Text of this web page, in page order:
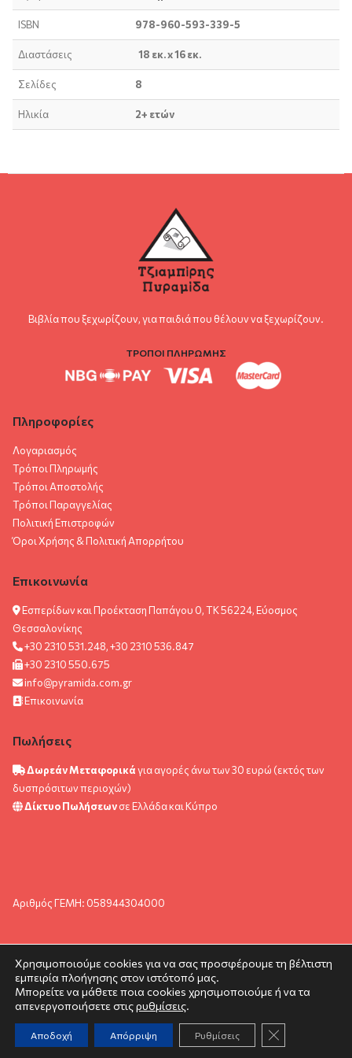
ISBN 978-960-593-339-5
Διαστάσεις 18 εκ. x 16 εκ.
Σελίδες 8
Ηλικία 2+ ετών
Βιβλία που ξεχωρίζουν, για παιδιά που θέλουν να ξεχωρίζουν.
ΤΡΟΠΟΙ ΠΛΗΡΩΜΗΣ
Πληροφορίες
Λογαριασμός
Τρόποι Πληρωμής
Τρόποι Αποστολής
Τρόποι Παραγγελίας
Πολιτική Επιστροφών
Όροι Χρήσης & Πολιτική Aπορρήτου
Επικοινωνία
Εσπερίδων και Προέκταση Παπάγου 0, ΤΚ 56224, Εύοσμος
Θεσσαλονίκης
+30 2310 531.248, +30 2310 536.847
+30 2310 550.675
info@pyramida.com.gr
Επικοινωνία
Πωλήσεις
Δωρεάν Μεταφορικάγια αγορές άνω των 30 ευρώ (εκτός των
δυσπρόσιτων περιοχών)
Δίκτυο Πωλήσεωνσε Ελλάδα και Κύπρο
Αριθμός ΓΕΜΗ: 058944304000
© pyramida.com.gr 2024. All rights reserved.
Χρησιμοποιούμε cookies για να σας προσφέρουμε τη βέλτιστη
εμπειρία πλοήγησης στον ιστότοπό μας.
Μπορείτε να μάθετε ποια cookies χρησιμοποιούμε ή να τα
απενεργοποιήσετε στιςρυθμίσεις.
Αποδοχή Απόρριψη Ρυθμίσεις Κλείσιμο του